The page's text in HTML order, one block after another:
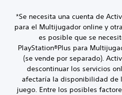
*Se necesita una cuenta de
para el Multijugador online y
es posible que se
PlayStation®Plus para
(se vende por separado).
descontinuar los servicios
afectaría la disponibilidad de
juego. Entre los posibles